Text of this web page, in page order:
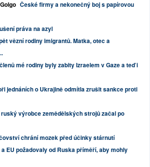
České firmy a nekonečný boj s papírovou
práva na azyl
vězní rodiny imigrantů. Matka, otec a
mé rodiny byly zabity Izraelem v Gaze a teď i
jednáních o Ukrajině odmítla zrušit sankce proti
výrobce zemědělských strojů začal po
chrání mozek před účinky stárnutí
EU požadovaly od Ruska příměří, aby mohly